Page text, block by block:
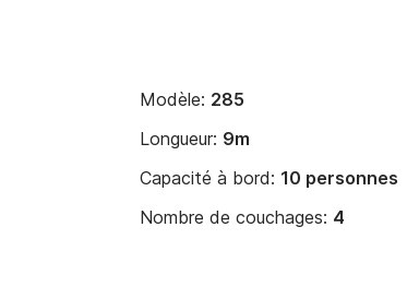
Modèle: 285
Longueur: 9m
Capacité à bord: 10 personnes
Nombre de couchages: 4